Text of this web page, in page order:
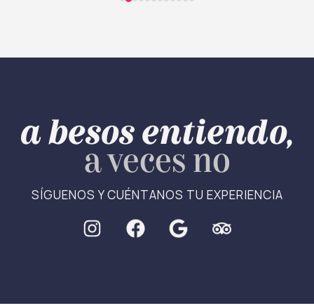
a besos entiendo,
a veces no
SÍGUENOS Y CUÉNTANOS TU EXPERIENCIA